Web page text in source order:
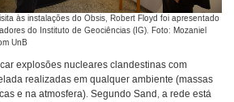
às instalações do Obsis, Robert Floyd foi apresentado
do Instituto de Geociências (IG). Foto: Mozaniel
UnB
explosões nucleares clandestinas com
realizadas em qualquer ambiente (massas
e na atmosfera). Segundo Sand, a rede está